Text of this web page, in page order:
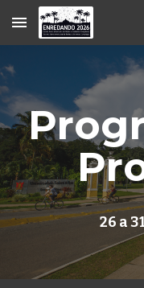
Skip to main content
26 a